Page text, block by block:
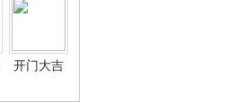
开门大吉